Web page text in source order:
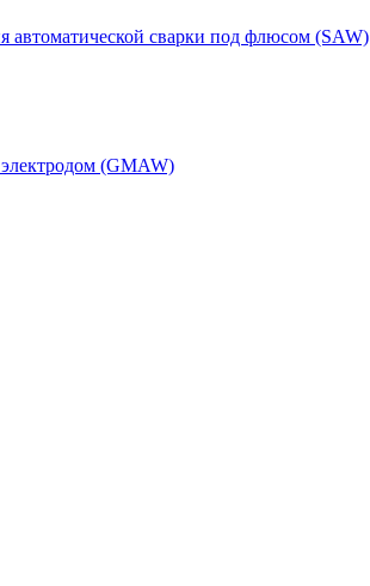
автоматической сварки под флюсом (SAW)
(GMAW)